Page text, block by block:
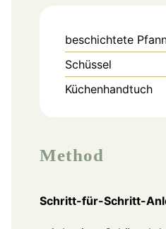
beschichtete
Schüssel
Küchenhandtuch
Method
Schritt-für-Schritt-